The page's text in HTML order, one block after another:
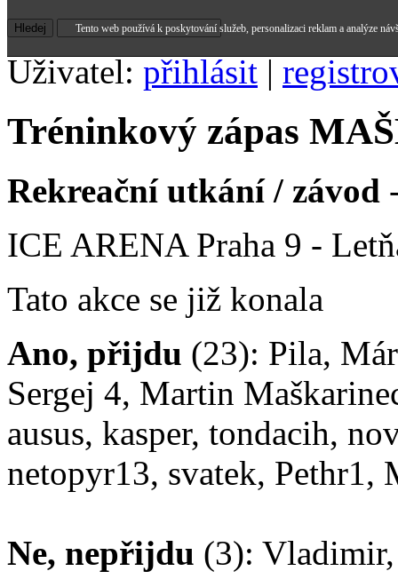
Uživatel: přihlásit |
Tréninkový zápas
Rekreační utkání / závod
ICE ARENA Praha 9 -
Tato akce se již konala
Ano, přijdu (23): Pila,
Sergej 4, Martin
ausus, kasper, tondacih,
netopyr13, svatek, Pethr1,
Ne, nepřijdu (3): Vladimir,
Tento web používá k poskytování služeb, personalizaci reklam a analýze